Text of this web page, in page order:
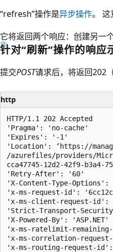
“refresh”操作是异步操作。 这
它将返回两个响应：创建另一
针对“刷新”操作的响应
提交POST请求后，将返回202
http
HTTP/1.1 202 Accepted
'Pragma': 'no-cache'
'Expires': '-1'
'Location': ‘https://
/azurefiles/providers/
cca47745-12d2-42f9-b3a4-
'Retry-After': '60'
'X-Content-Type-
'x-ms-request-id':
'x-ms-client-request-id':
'Strict-Transport-Security':
'X-Powered-By': 'ASP.NET'
'x-ms-ratelimit-
'x-ms-correlation-request-
'x-ms-routing-request-id':